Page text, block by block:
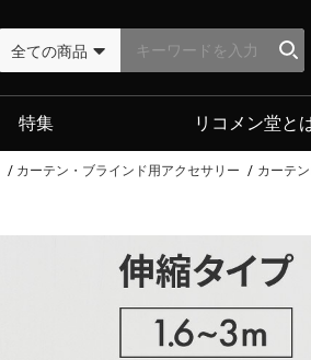
特集 リコメン堂と
カーテン・ブラインド用アクセサリー カーテ